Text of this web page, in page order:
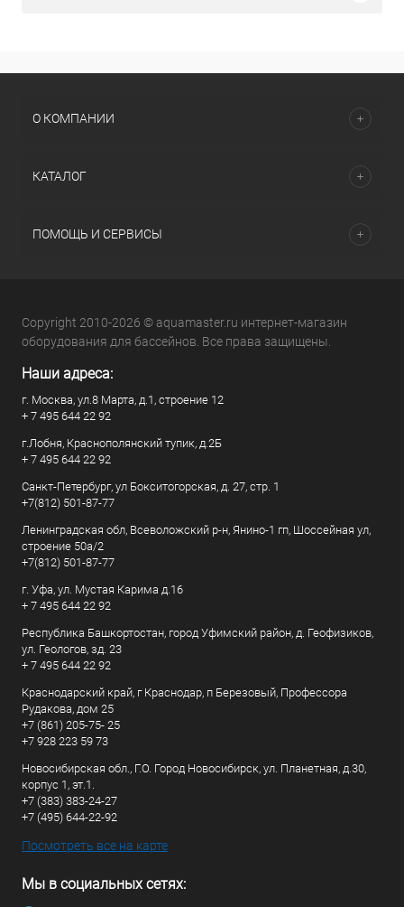
О КОМПАНИИ
КАТАЛОГ
ПОМОЩЬ И СЕРВИСЫ
Copyright 2010-2026 © aquamaster.ru интернет-магазин
оборудования для бассейнов. Все права защищены.
Наши адреса:
г. Москва, ул.8 Марта, д.1, строение 12
+ 7 495 644 22 92
г.Лобня, Краснополянский тупик, д.2Б
+ 7 495 644 22 92
Санкт-Петербург, ул Бокситогорская, д. 27, стр. 1
+7(812) 501-87-77
Ленинградская обл, Всеволожский р-н, Янино-1 гп, Шоссейная ул,
строение 50а/2
+7(812) 501-87-77
г. Уфа, ул. Мустая Карима д.16
+ 7 495 644 22 92
Республика Башкортостан, город Уфимский район, д. Геофизиков,
ул. Геологов, зд. 23
+ 7 495 644 22 92
Краснодарский край, г Краснодар, п Березовый, Профессора
Рудакова, дом 25
+7 (861) 205-75- 25
+7 928 223 59 73
Новосибирская обл., Г.О. Город Новосибирск, ул. Планетная, д.30,
корпус 1, эт.1.
+7 (383) 383-24-27
+7 (495) 644-22-92
Посмотреть все на карте
Мы в социальных сетях: